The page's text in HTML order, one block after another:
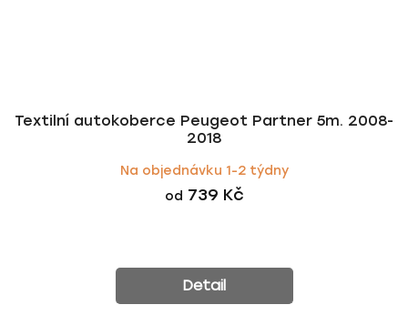
Textilní autokoberce Peugeot Partner 5m. 2008-
2018
Na objednávku 1-2 týdny
od 739 Kč
Detail